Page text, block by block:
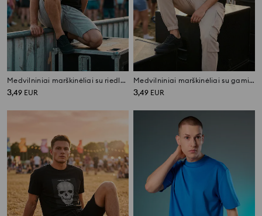
Medvilniniai marškinėliai su riedlentės motyvu
3,49 EUR
Medvilniniai marškinėliai su gaming motyvu
3,49 EUR